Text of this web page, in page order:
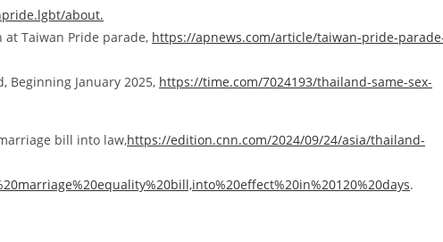
about.
Taiwan Pride parade, https://apnews.com/article/taiwan-pride-
Beginning January 2025, https://time.com/7024193/thailand-same-sex-
bill into law,https://edition.cnn.com/2024/09/24/asia/thailand-
.